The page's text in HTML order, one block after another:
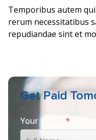
Temporibus autem
rerum necessitatibus
repudiandae sint et
Get Paid
Your Name *